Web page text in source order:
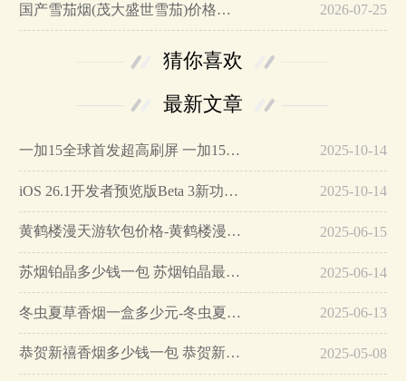
国产雪茄烟(茂大盛世雪茄)价格表图 茂大盛世迷你雪茄价格多少… 2026-07-25
猜你喜欢
最新文章
一加15全球首发超高刷屏 一加15参数详细配置… 2025-10-14
iOS 26.1开发者预览版Beta 3新功能详解… 2025-10-14
黄鹤楼漫天游软包价格-黄鹤楼漫天游软包多少钱一盒… 2025-06-15
苏烟铂晶多少钱一包 苏烟铂晶最新价格… 2025-06-14
冬虫夏草香烟一盒多少元-冬虫夏草香烟一盒多少元2025最新价格… 2025-06-13
恭贺新禧香烟多少钱一包 恭贺新禧香烟价格表和图片… 2025-05-08